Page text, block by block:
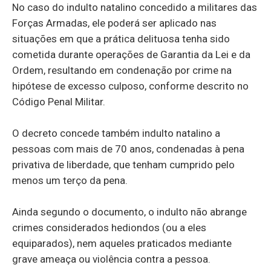
No caso do indulto natalino concedido a militares das
Forças Armadas, ele poderá ser aplicado nas
situações em que a prática delituosa tenha sido
cometida durante operações de Garantia da Lei e da
Ordem, resultando em condenação por crime na
hipótese de excesso culposo, conforme descrito no
Código Penal Militar.
O decreto concede também indulto natalino a
pessoas com mais de 70 anos, condenadas à pena
privativa de liberdade, que tenham cumprido pelo
menos um terço da pena.
Ainda segundo o documento, o indulto não abrange
crimes considerados hediondos (ou a eles
equiparados), nem aqueles praticados mediante
grave ameaça ou violência contra a pessoa.